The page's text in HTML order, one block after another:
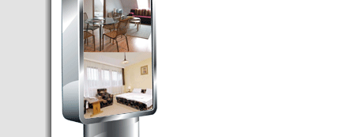
Budapest’.
- Hoteles en BUDAPEST:
Resultados octubre de 2016,
subida del 15% ocupación y
del 25,6% en el RevPar
- Nuevo Hotel en Budapest
bajo la marca Exe Hotusa
- Transfer Aeropuerto de